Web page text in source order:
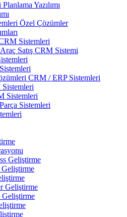
Yazılımı
Özel Çözümler
Sistemleri
Satış CRM Sistemi
CRM / ERP Sistemleri
Sistemleri
Sistemleri
Geliştirme
Geliştirme
Geliştirme